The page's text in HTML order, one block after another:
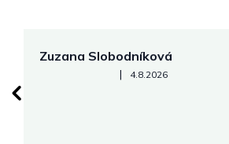
Zuzana Slobodníková
Hodnotenie obchodu je 5 z 5
| 4.8.2026